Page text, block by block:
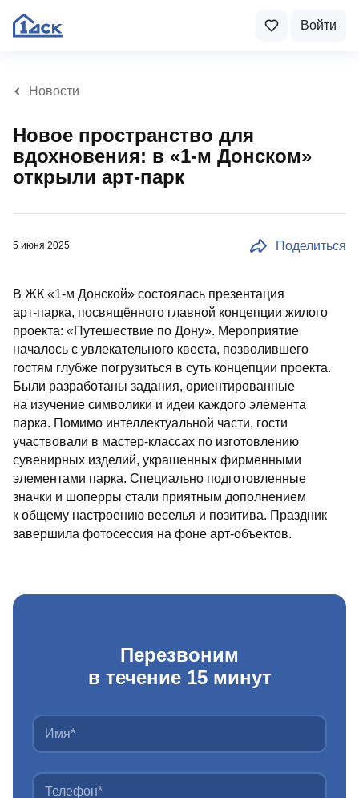
Войти
Новости
Новое пространство для
вдохновения: в «1-м Донском»
открыли арт-парк
5 июня 2025 Поделиться
В ЖК «1‑м Донской» состоялась презентация
арт‑парка, посвящённого главной концепции жилого
проекта: «Путешествие по Дону». Мероприятие
началось с увлекательного квеста, позволившего
гостям глубже погрузиться в суть концепции проекта.
Были разработаны задания, ориентированные
на изучение символики и идеи каждого элемента
парка. Помимо интеллектуальной части, гости
участвовали в мастер‑классах по изготовлению
сувенирных изделий, украшенных фирменными
элементами парка. Специально подготовленные
значки и шоперры стали приятным дополнением
к общему настроению веселья и позитива. Праздник
завершила фотосессия на фоне арт‑объектов.
Перезвоним
в течение 15 минут